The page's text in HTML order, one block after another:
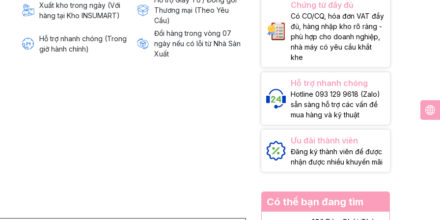
Xuất kho trong ngày (Với
hàng tại Kho INSUMART)
Thương mại (Theo Yêu
Cầu)
Hỗ trợ nhanh chóng (Trong
giờ hành chính)
Đổi hàng trong vòng 07
ngày nếu có lỗi từ Nhà Sản
Xuất
Chứng từ đầy đủ
Có CO/CQ, hóa đơn VAT đầy
đủ, hàng nhập kho rõ ràng -
phù hợp cho doanh nghiệp,
nhà máy có yêu cầu khắt
khe
Hỗ trợ nhanh chóng
Hotline 093 129 9618 (Zalo)
sẵn sàng hỗ trợ các vấn đề
mua hàng và kỹ thuật
Ưu đãi thành viên
Đăng ký thành viên để được
nhận được nhiều khuyến mãi
Có thể bạn đang tìm